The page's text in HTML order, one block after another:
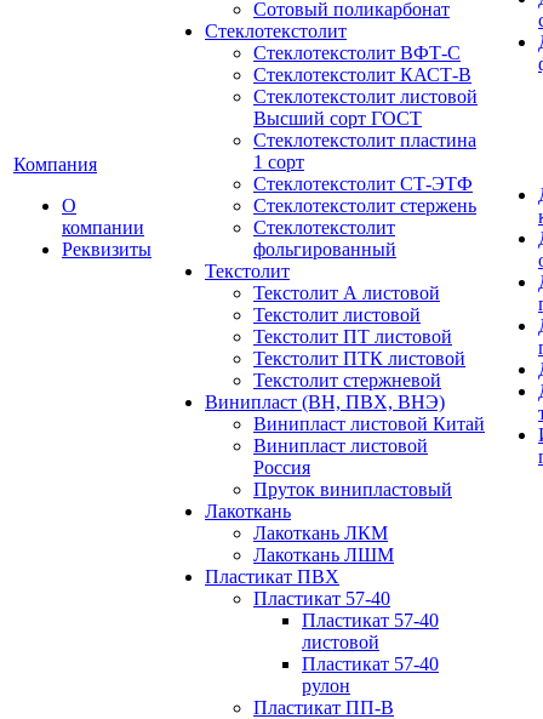
Компания
О
компании
Реквизиты
Сотовый поликарбонат
Стеклотекстолит
Стеклотекстолит ВФТ-С
Стеклотекстолит КАСТ-В
Стеклотекстолит листовой
Высший сорт ГОСТ
Стеклотекстолит пластина
1 сорт
Стеклотекстолит СТ-ЭТФ
Стеклотекстолит стержень
Стеклотекстолит
фольгированный
Текстолит
Текстолит А листовой
Текстолит листовой
Текстолит ПТ листовой
Текстолит ПТК листовой
Текстолит стержневой
Винипласт (ВН, ПВХ, ВНЭ)
Винипласт листовой Китай
Винипласт листовой
Россия
Пруток винипластовый
Лакоткань
Лакоткань ЛКМ
Лакоткань ЛШМ
Пластикат ПВХ
Пластикат 57-40
Пластикат 57-40
листовой
Пластикат 57-40
рулон
Пластикат ПП-В